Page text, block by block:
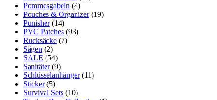
Pommesgabeln (4)
Pouches & Organizer (19)
Punisher (14)
PVC Patches (93)
Rucksäcke (7)
Sägen (2)
SALE (54)
Sanitäter (9)
Schlüsselanhänger (11)
Sticker (5)
Survival Sets (10)